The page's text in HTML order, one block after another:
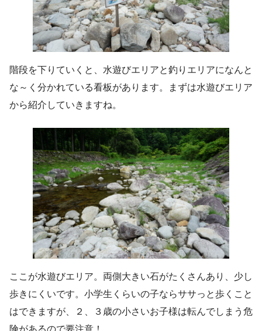
階段を下りていくと、水遊びエリアと釣りエリアになんと
な～く分かれている看板があります。まずは水遊びエリア
から紹介していきますね。
ここが水遊びエリア。両側大きい石がたくさんあり、少し
歩きにくいです。小学生くらいの子ならササっと歩くこと
はできますが、２、３歳の小さいお子様は転んでしまう危
険があるので要注意！